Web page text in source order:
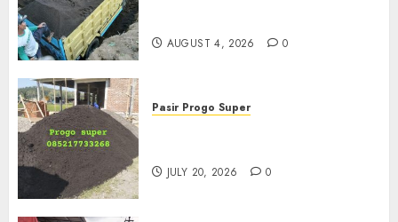
AUGUST 4, 2026 0
Pasir Progo Super
JULY 20, 2026 0